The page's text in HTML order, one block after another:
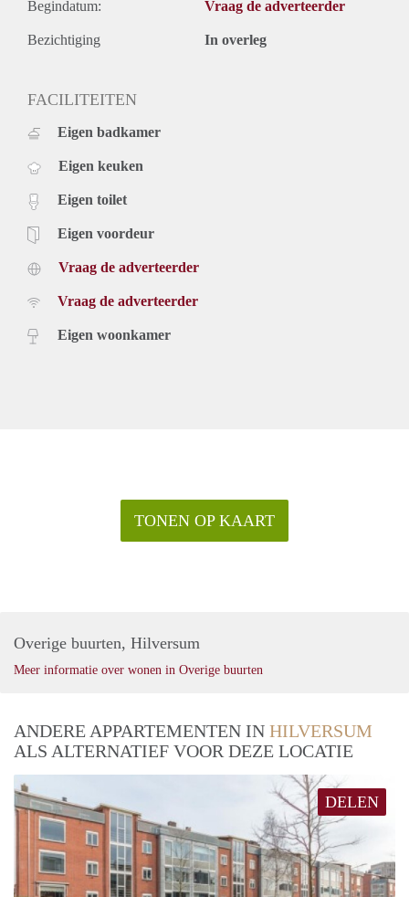
Begindatum: Vraag de adverteerder
Bezichtiging In overleg
FACILITEITEN
Eigen badkamer
Eigen keuken
Eigen toilet
Eigen voordeur
Vraag de adverteerder
Vraag de adverteerder
Eigen woonkamer
TONEN OP KAART
Overige buurten, Hilversum
Meer informatie over wonen in Overige buurten
ANDERE APPARTEMENTEN IN HILVERSUM
ALS ALTERNATIEF VOOR DEZE LOCATIE
DELEN